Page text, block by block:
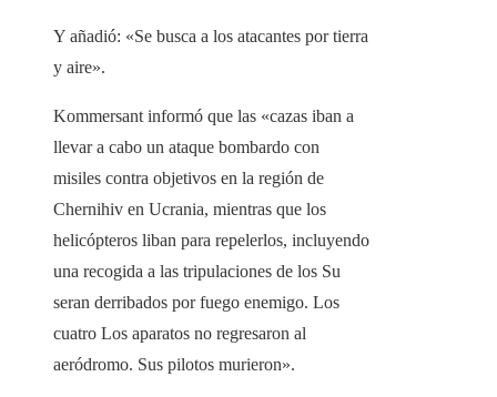
Y añadió: «Se busca a los atacantes por tierra
y aire».
Kommersant informó que las «cazas iban a
llevar a cabo un ataque bombardo con
misiles contra objetivos en la región de
Chernihiv en Ucrania, mientras que los
helicópteros liban para repelerlos, incluyendo
una recogida a las tripulaciones de los Su
seran derribados por fuego enemigo. Los
cuatro Los aparatos no regresaron al
aeródromo. Sus pilotos murieron».